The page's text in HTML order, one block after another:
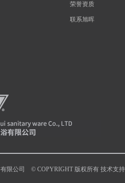
荣誉资质
联系旭晖
有限公司 © COPYRIGHT 版权所有 技术支